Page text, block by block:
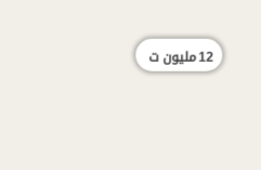
12مليون ت